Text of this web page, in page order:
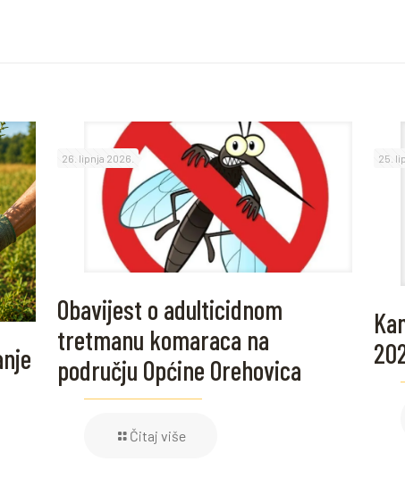
26. lipnja 2026.
Obavijest o adulticidnom
tretmanu komaraca na
području Općine Orehovica
Čitaj više
25.